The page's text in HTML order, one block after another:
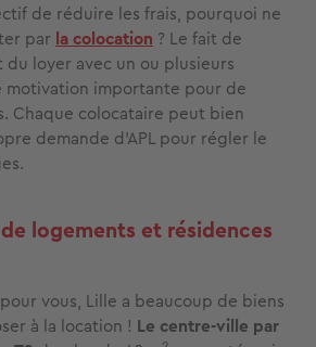
de réduire les frais, pourquoi ne
par la colocation ? Le fait de
loyer avec un ou plusieurs
motivation importante pour de
Chaque colocataire peut bien
demande d'APL pour régler le
logements et résidences
vous, Lille a beaucoup de biens
à la location ! Le centre-ville par